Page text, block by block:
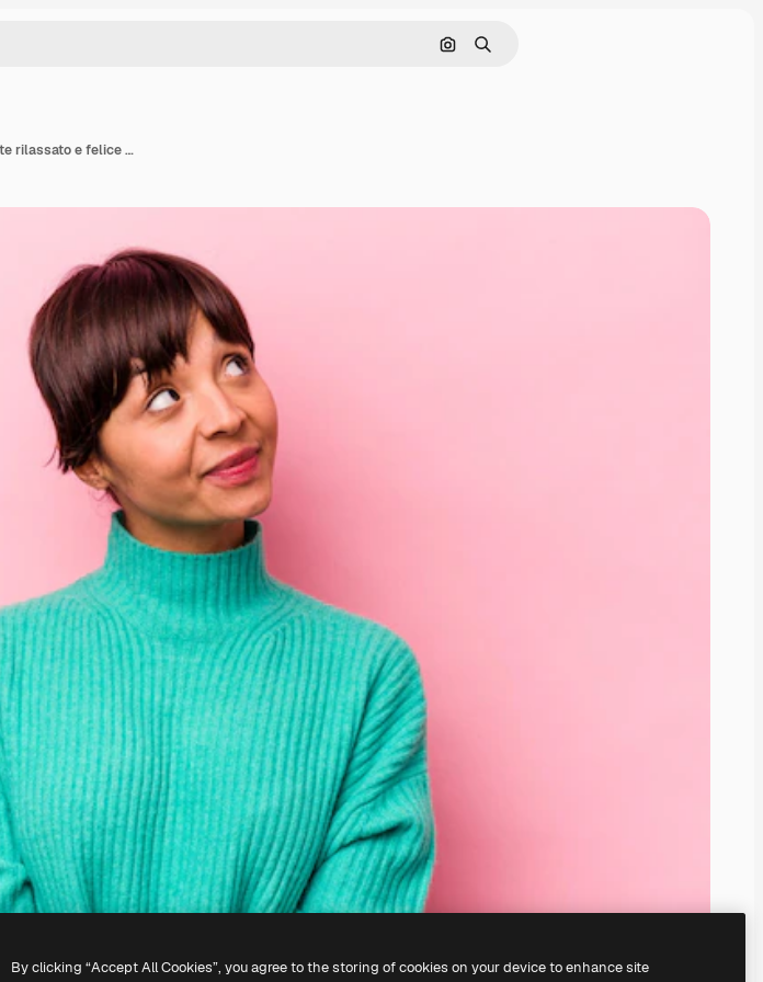
Cerca per immagine
Ricerca
Giovane donna ispanica isolata su sfondo rosa collo ridente rilassato e felice allungato mostrando i denti
By clicking “Accept All Cookies”, you agree to the storing of cookies on your device to enhance site